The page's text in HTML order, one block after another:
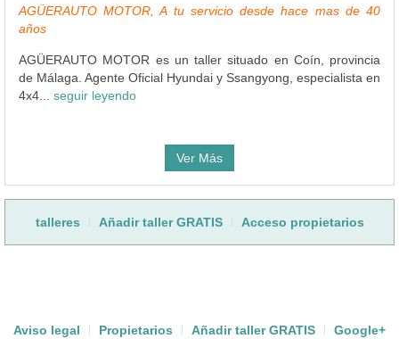
AGÜERAUTO MOTOR, A tu servicio desde hace mas de 40
años
AGÜERAUTO MOTOR es un taller situado en Coín, provincia
de Málaga. Agente Oficial Hyundai y Ssangyong, especialista en
4x4... seguir leyendo
Ver Más
talleres Añadir taller GRATIS Acceso propietarios
Aviso legal Propietarios Añadir taller GRATIS Google+